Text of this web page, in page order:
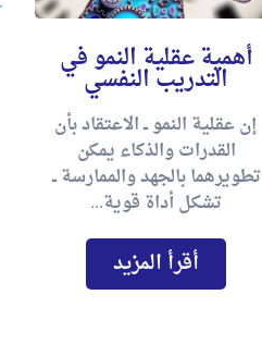
أهمية عقلية النمو في
التدريب النفسي
إن عقلية النمو ــ الاعتقاد بأن
القدرات والذكاء يمكن
تطويرهما بالجهد والممارسة ــ
تشكل أداة قوية...
أقرأ المزيد